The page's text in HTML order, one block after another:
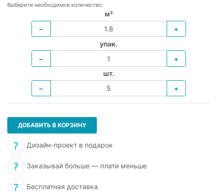
Выберите необходимое количество:
м²
−
+
упак.
−
+
шт.
−
+
ДОБАВИТЬ В КОРЗИНУ
Дизайн-проект в подарок
Заказывай больше — плати меньше
Бесплатная доставка